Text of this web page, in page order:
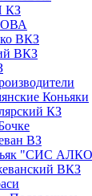
КЗ
ВКЗ
ВКЗ
Коньяки
КЗ
ВЗ
"СИС
ВКЗ